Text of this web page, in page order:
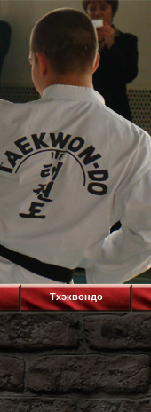
Тхэквондо